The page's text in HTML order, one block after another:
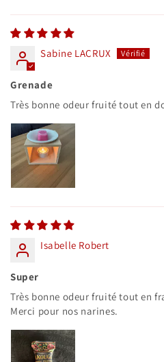
Sabine LACRUX
Grenade
Très bonne odeur fruité tout en
Isabelle Robert
Super
Très bonne odeur fruité tout en
Merci pour nos narines.